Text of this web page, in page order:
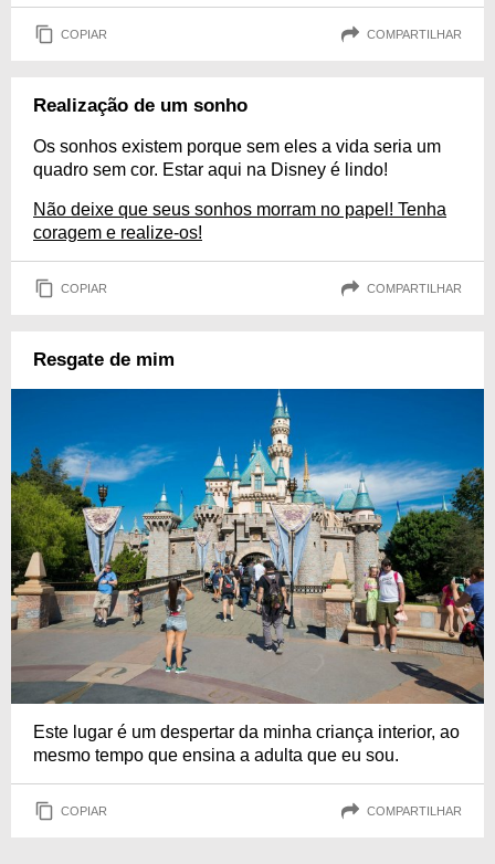
COPIAR COMPARTILHAR
Realização de um sonho
Os sonhos existem porque sem eles a vida seria um
quadro sem cor. Estar aqui na Disney é lindo!
Não deixe que seus sonhos morram no papel! Tenha
coragem e realize-os!
COPIAR COMPARTILHAR
Resgate de mim
Este lugar é um despertar da minha criança interior, ao
mesmo tempo que ensina a adulta que eu sou.
COPIAR COMPARTILHAR